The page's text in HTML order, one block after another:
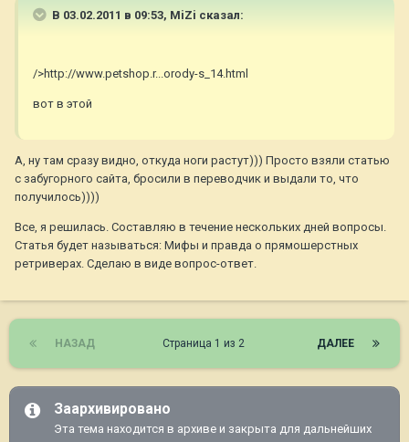
В 03.02.2011 в 09:53, MiZi сказал:
/>http://www.petshop.r...orody-s_14.html
вот в этой
А, ну там сразу видно, откуда ноги растут))) Просто взяли статью
с забугорного сайта, бросили в переводчик и выдали то, что
получилось))))
Все, я решилась. Составляю в течение нескольких дней вопросы.
Статья будет называться: Мифы и правда о прямошерстных
ретриверах. Сделаю в виде вопрос-ответ.
НАЗАД ДАЛЕЕ
Страница 1 из 2
Заархивировано
Эта тема находится в архиве и закрыта для дальнейших